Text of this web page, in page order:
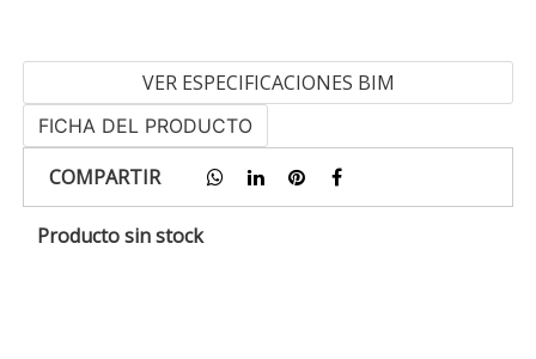
VER ESPECIFICACIONES BIM
FICHA DEL PRODUCTO
COMPARTIR
Producto sin stock